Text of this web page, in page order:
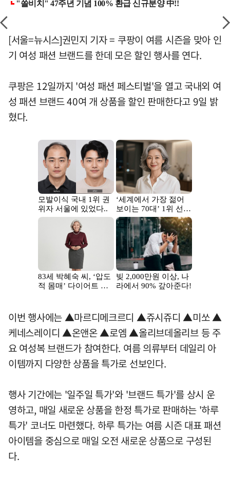
[서울=뉴시스]권민지 기자 = 쿠팡이 여름 시즌을 맞아 인
기 여성 패션 브랜드를 한데 모은 할인 행사를 연다.
쿠팡은 12일까지 '여성 패션 페스티벌'을 열고 국내외 여
성 패션 브랜드 40여 개 상품을 할인 판매한다고 9일 밝
혔다.
이번 행사에는 ▲마르디메크르디 ▲쥬시쥬디 ▲미쏘 ▲
케네스레이디 ▲온앤온 ▲로엠 ▲올리브데올리브 등 주
요 여성복 브랜드가 참여한다. 여름 의류부터 데일리 아
이템까지 다양한 상품을 특가로 선보인다.
행사 기간에는 '일주일 특가'와 '브랜드 특가'를 상시 운
영하고, 매일 새로운 상품을 한정 특가로 판매하는 '하루
특가' 코너도 마련했다. 하루 특가는 여름 시즌 대표 패션
아이템을 중심으로 매일 오전 새로운 상품으로 구성된
다.